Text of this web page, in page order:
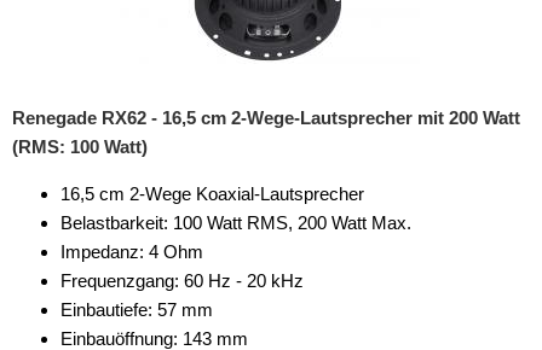
Renegade RX62 - 16,5 cm 2-Wege-Lautsprecher mit 200 Watt
(RMS: 100 Watt)
16,5 cm 2-Wege Koaxial-Lautsprecher
Belastbarkeit: 100 Watt RMS, 200 Watt Max.
Impedanz: 4 Ohm
Frequenzgang: 60 Hz - 20 kHz
Einbautiefe: 57 mm
Einbauöffnung: 143 mm